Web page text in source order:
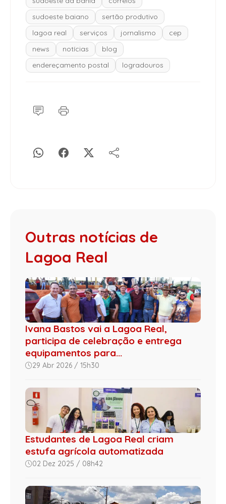
sudoeste baiano
sertão produtivo
lagoa real
serviços jornalismo
cep
news
notícias
blog
endereçamento postal
logradouros
Outras notícias de
Lagoa Real
Ivana Bastos vai a Lagoa Real,
participa de celebração e entrega
equipamentos para...
29 Abr 2026 / 15h30
Estudantes de Lagoa Real criam
estufa agrícola automatizada
02 Dez 2025 / 08h42